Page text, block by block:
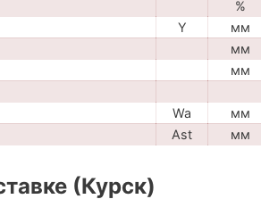
%
Y мм
мм
мм
Wa мм
Ast мм
(Курск)